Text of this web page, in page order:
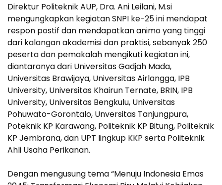
Direktur Politeknik AUP, Dra. Ani Leilani, M.si
mengungkapkan kegiatan SNPI ke-25 ini mendapat
respon postif dan mendapatkan animo yang tinggi
dari kalangan akademisi dan praktisi, sebanyak 250
peserta dan pemakalah mengikuti kegiatan ini,
diantaranya dari Universitas Gadjah Mada,
Universitas Brawijaya, Universitas Airlangga, IPB
University, Universitas Khairun Ternate, BRIN, IPB
University, Universitas Bengkulu, Universitas
Pohuwato-Gorontalo, Unversitas Tanjungpura,
Poteknik KP Karawang, Politeknik KP Bitung, Politeknik
KP Jembrana, dan UPT lingkup KKP serta Politeknik
Ahli Usaha Perikanan.
Dengan mengusung tema “Menuju Indonesia Emas